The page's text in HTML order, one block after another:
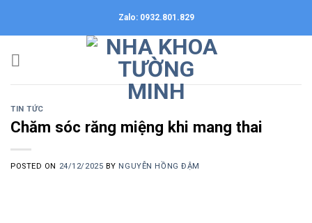
Zalo: 0932.801.829
TIN TỨC
Chăm sóc răng miệng khi mang thai
POSTED ON 24/12/2025 BY NGUYỄN HỒNG ĐẬM